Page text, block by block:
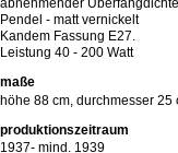
abnehmender
Pendel - matt vernickelt
Kandem Fassung E27.
Leistung 40 - 200 Watt
maße
höhe 88 cm, durchmesser 25
produktionszeitraum
1937- mind. 1939